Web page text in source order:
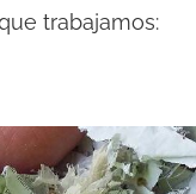
trabajamos: